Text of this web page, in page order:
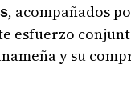
, acompañados
esfuerzo
y su